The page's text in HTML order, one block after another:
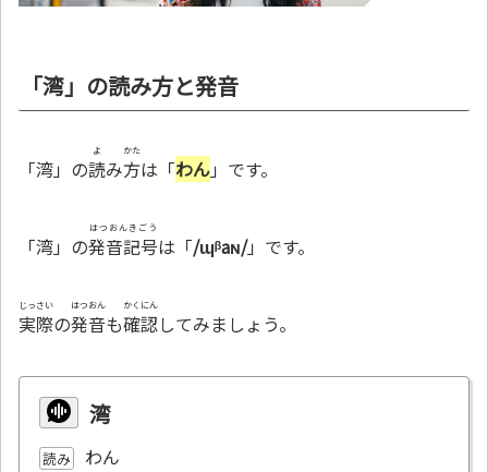
「湾」の読み方と発音
「湾」の読
よ
み方
かた
は「わん」です。
「湾」の発音記号
はつおんきごう
は「/ɰᵝaɴ/」です。
実際
じっさい
の発音
はつおん
も確認
かくにん
してみましょう。
湾
読み わん